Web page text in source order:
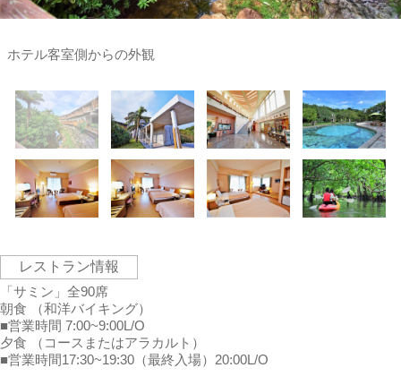
ホテル客室側からの外観
レストラン情報
「サミン」全90席
朝食 （和洋バイキング）
■営業時間 7:00~9:00L/O
夕食 （コースまたはアラカルト）
■営業時間17:30~19:30（最終入場）20:00L/O